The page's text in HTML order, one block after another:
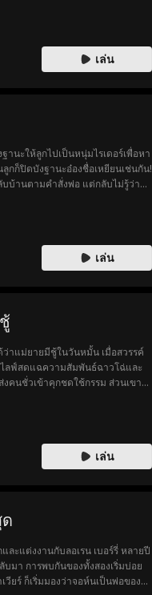
เล่น
นะให้ลูกไปเป็นหนุ่มไรเดอร์เพื่อหา
กก็ปิดบังฐานะอ๋องชื่อเหยียนเช่นกัน!
บ้านตามคำสั่งพ่อ แต่กลับไม่รู้ว่า
เล่น
าแม่ยายมีชู้ในวันหมั้น เมื่อสวรรค์
ลฟ์สดแฉความสัมพันธ์ฉาวโฉ่และ
คนชั่วเข้าคุกชดใช้กรรม ส่วนเขา
เล่น
ละแต่งงานกับลอเรน เบอร์รี่ หลายปี
มา การพบกันของทั้งสองเริ่มบ่อย
ยร์ ก็เริ่มมองว่าจอห์นเป็นพ่อของ